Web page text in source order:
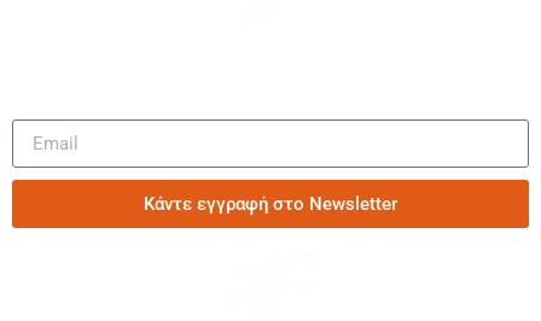
Κάντε εγγραφή στο Newsletter